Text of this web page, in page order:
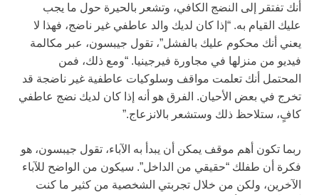
أنك تفتقر إلى النضج الكافي، وتشعر بالحيرة حول ما يجب
عليك القيام به. “إذا كان لديك والد عاطفي غير ناضج، فهذا لا
يعني أنك محكوم عليك بالفشل”، تقول جيبسون، عبر مكالمة
فيديو من منزلها في مجاورة فيرجينيا. “ومع ذلك، فمن
المحتمل أنك تعلمت مواقف وسلوكيات عاطفية غير ناضجة قد
تخرج في بعض الأحيان. الفرق هو أنه إذا كان لديك نضج عاطفي
كافٍ، ستلاحظ ذلك وستشعر بالانزعاج.”
ربما تكون أهم موقف يمكن أن يبدأ به الآباء، تقول جيبسون، هو
فكرة أن طفلك “حقيقي من الداخل”. سيكون من الواضح للآباء
الآخرين، ولكن من خلال تجربتي الشخصية من كثير ما كنت